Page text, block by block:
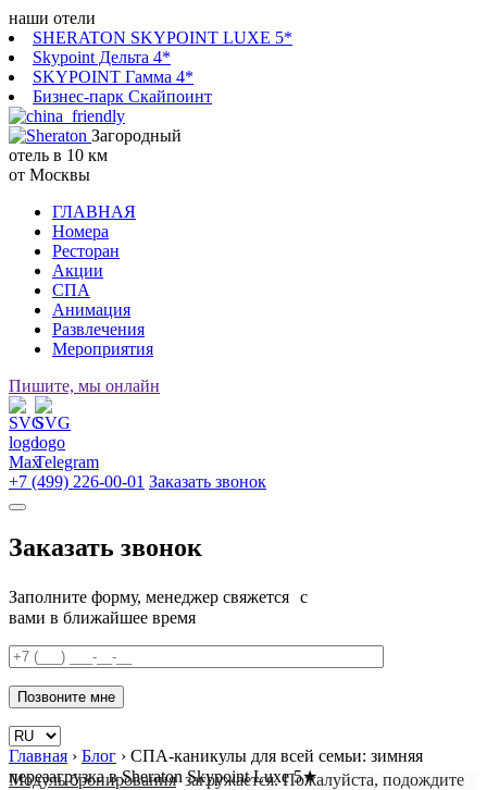
наши отели
SHERATON SKYPOINT LUXE 5*
Skypoint Дельта 4*
SKYPOINT Гамма 4*
Бизнес-парк Скайпоинт
Загородный
отель в 10 км
от Москвы
ГЛАВНАЯ
Номера
Ресторан
Акции
СПА
Анимация
Развлечения
Мероприятия
Пишите, мы онлайн
+7 (499) 226-00-01 Заказать звонок
Заказать звонок
Заполните форму, менеджер свяжется с
вами в ближайшее время
Главная › Блог › СПА-каникулы для всей семьи: зимняя
перезагрузка в Sheraton Skypoint Luxe 5★
Модуль бронирования загружается. Пожалуйста, подождите